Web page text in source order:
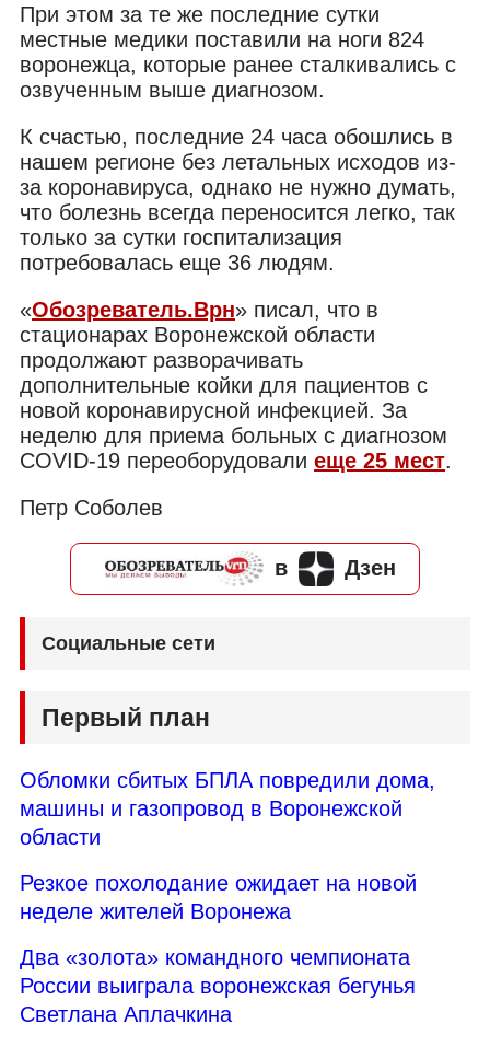
При этом за те же последние сутки
местные медики поставили на ноги 824
воронежца, которые ранее сталкивались с
озвученным выше диагнозом.
К счастью, последние 24 часа обошлись в
нашем регионе без летальных исходов из-
за коронавируса, однако не нужно думать,
что болезнь всегда переносится легко, так
только за сутки госпитализация
потребовалась еще 36 людям.
«Обозреватель.Врн» писал, что в
стационарах Воронежской области
продолжают разворачивать
дополнительные койки для пациентов с
новой коронавирусной инфекцией. За
неделю для приема больных с диагнозом
COVID-19 переоборудовали еще 25 мест.
Петр Соболев
в Дзен
Социальные сети
Первый план
Обломки сбитых БПЛА повредили дома,
машины и газопровод в Воронежской
области
Резкое похолодание ожидает на новой
неделе жителей Воронежа
Два «золота» командного чемпионата
России выиграла воронежская бегунья
Светлана Аплачкина